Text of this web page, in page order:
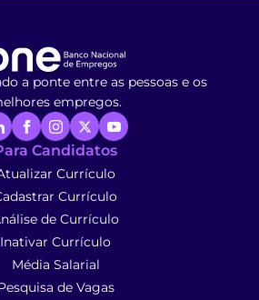
a ponte entre as pessoas e os
empregos.
Candidatos
Currículo
Currículo
de Currículo
Inativar Currículo
Média Salarial
de Vagas